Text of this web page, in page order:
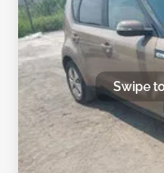
Swipe